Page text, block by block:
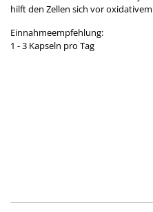
hilft den Zellen sich vor
Einnahmeempfehlung:
1 - 3 Kapseln pro Tag